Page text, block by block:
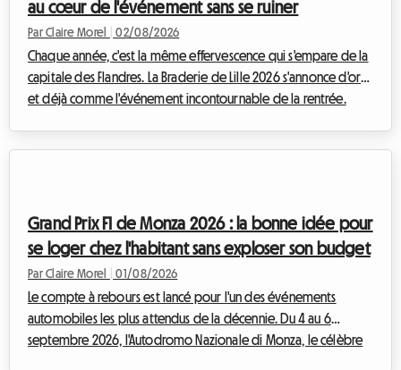
au cœur de l'événement sans se ruiner
Par Claire Morel 02/08/2026
Chaque année, c'est la même effervescence qui s'empare de la
capitale des Flandres. La Braderie de Lille 2026 s'annonce d'ores
et déjà comme l'événement incontournable de la rentrée.
vite un véritable pa...
Grand Prix F1 de Monza 2026 : la bonne idée pour
se loger chez l'habitant sans exploser son budget
Par Claire Morel 01/08/2026
Le compte à rebours est lancé pour l'un des événements
automobiles les plus attendus de la décennie. Du 4 au 6
septembre 2026, l'Autodromo Nazionale di Monza, le célèbre